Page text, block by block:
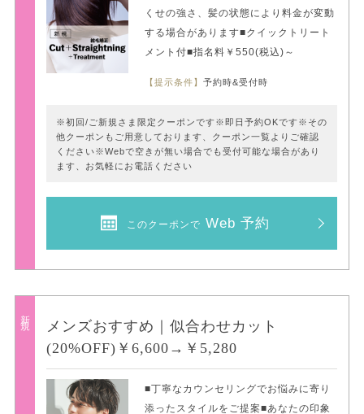
くせの強さ、髪の状態により料金が変動
する場合があります■クイックトリート
メント付■指名料￥550(税込)～
【提示条件】予約時&受付時
※初回/ご新規さま限定クーポンです※即日予約OKです※その
他クーポンもご用意しております、クーポン一覧よりご確認
ください※Webで空きが無い場合でも受付可能な場合があり
ます、お気軽にお電話ください
このクーポンで Web 予約
新規
メンズおすすめ｜似合わせカット
(20%OFF)￥6,600→￥5,280
■丁寧なカウンセリングでお悩みに寄り
添ったスタイルをご提案■あなたの印象